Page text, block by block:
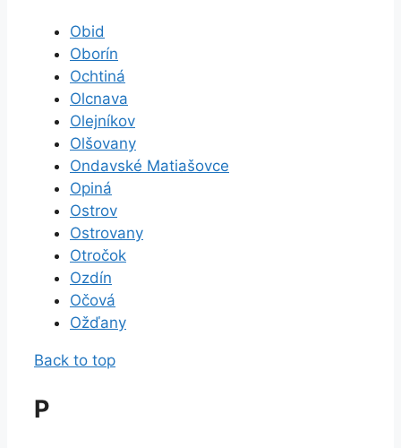
Obid
Oborín
Ochtiná
Olcnava
Olejníkov
Olšovany
Ondavské Matiašovce
Opiná
Ostrov
Ostrovany
Otročok
Ozdín
Očová
Ožďany
Back to top
P